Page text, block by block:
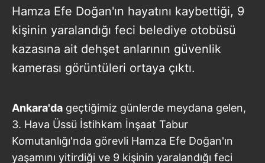
Hamza Efe Doğan'ın hayatını kaybettiği, 9
kişinin yaralandığı feci belediye otobüsü
kazasına ait dehşet anlarının güvenlik
kamerası görüntüleri ortaya çıktı.
Ankara'da geçtiğimiz günlerde meydana gelen,
3. Hava Üssü İstihkam İnşaat Tabur
Komutanlığı'nda görevli Hamza Efe Doğan'ın
yaşamını yitirdiği ve 9 kişinin yaralandığı feci